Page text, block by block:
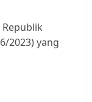
Republik
2023) yang